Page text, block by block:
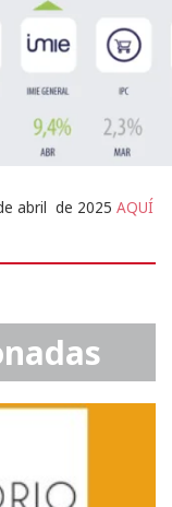
abril de 2025 AQUÍ